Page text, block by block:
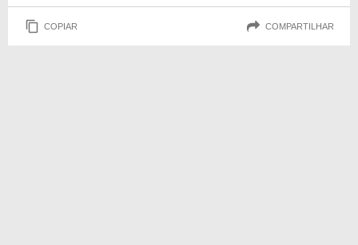
COPIAR COMPARTILHAR